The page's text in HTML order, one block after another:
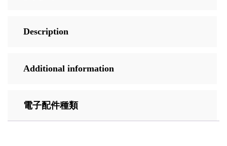
Description
Additional information
電子配件種類